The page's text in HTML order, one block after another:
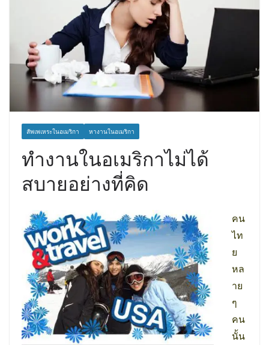
สัพเพเหระในอเมริกา หางานในอเมริกา
ทำงานในอเมริกาไม่ได้
สบายอย่างที่คิด
คน
ไท
ย
หล
าย
ๆ
คน
นั้น